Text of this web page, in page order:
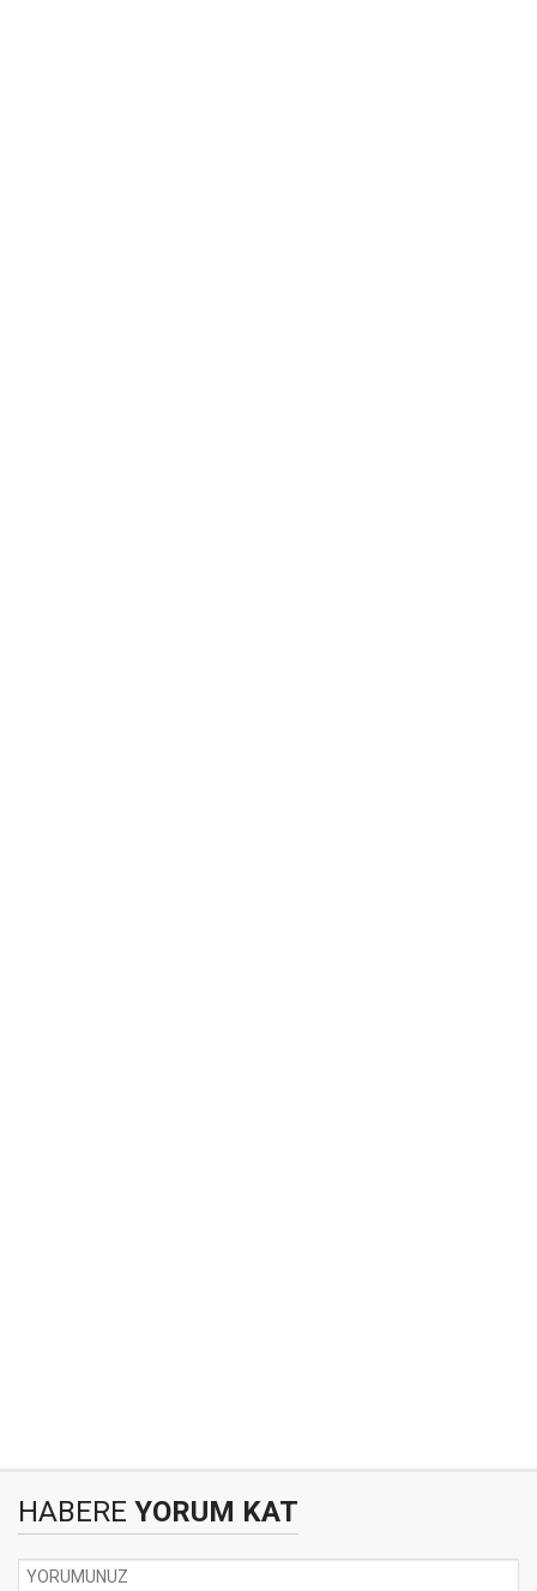
HABERE YORUM KAT